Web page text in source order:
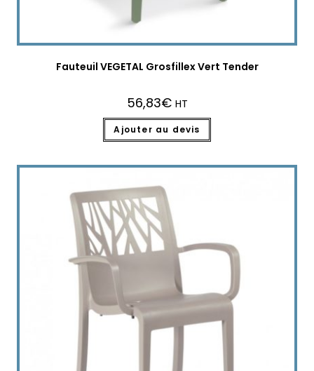
Fauteuil VEGETAL Grosfillex Vert Tender
56,83€ HT
Ajouter au devis